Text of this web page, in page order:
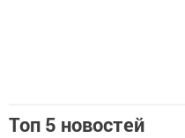
Топ 5 новостей